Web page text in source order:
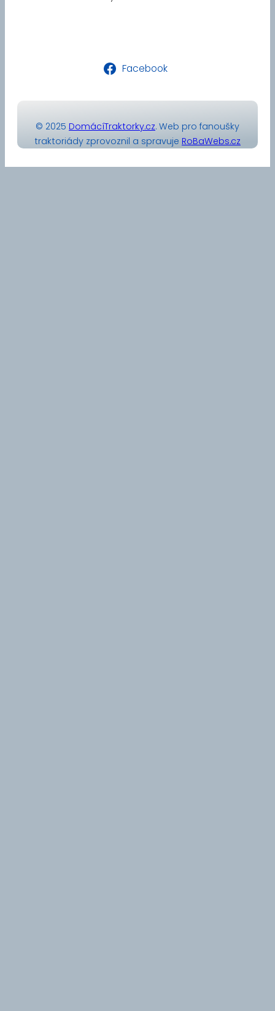
Facebook
© 2025 DomácíTraktorky.cz. Web pro fanoušky
traktoriády zprovoznil a spravuje RoBaWebs.cz